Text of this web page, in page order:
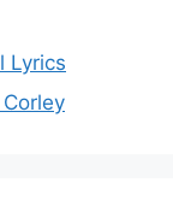
Lyrics